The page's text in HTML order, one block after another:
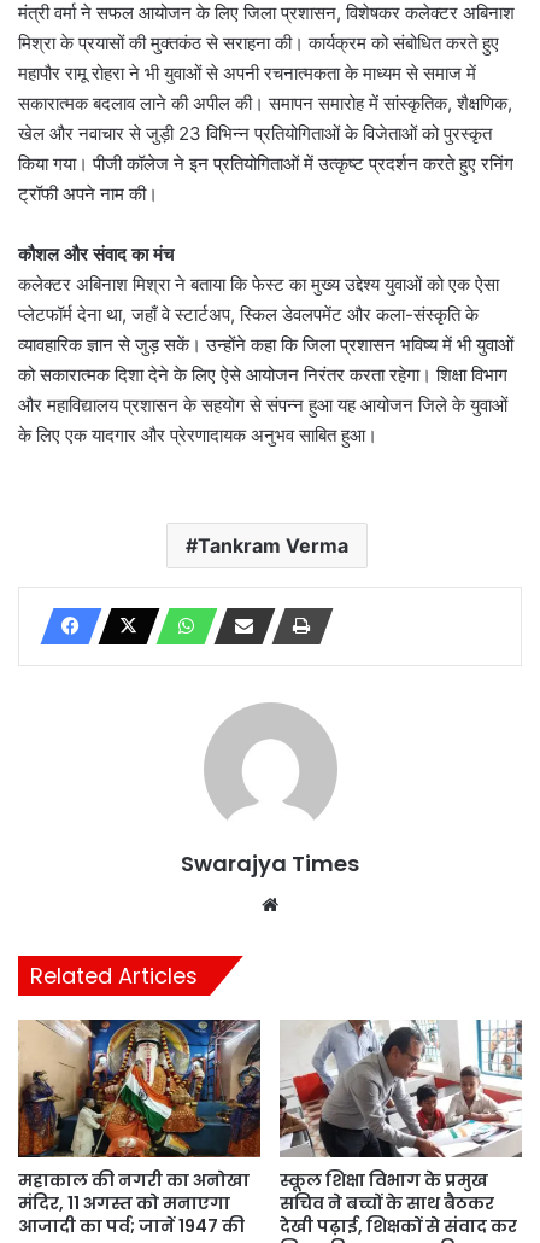
मंत्री वर्मा ने सफल आयोजन के लिए जिला प्रशासन, विशेषकर कलेक्टर अबिनाश
मिश्रा के प्रयासों की मुक्तकंठ से सराहना की। कार्यक्रम को संबोधित करते हुए
महापौर रामू रोहरा ने भी युवाओं से अपनी रचनात्मकता के माध्यम से समाज में
सकारात्मक बदलाव लाने की अपील की। ​समापन समारोह में सांस्कृतिक, शैक्षणिक,
खेल और नवाचार से जुड़ी 23 विभिन्न प्रतियोगिताओं के विजेताओं को पुरस्कृत
किया गया। पीजी कॉलेज ने इन प्रतियोगिताओं में उत्कृष्ट प्रदर्शन करते हुए रनिंग
ट्रॉफी अपने नाम की।
​कौशल और संवाद का मंच
कलेक्टर अबिनाश मिश्रा ने बताया कि फेस्ट का मुख्य उद्देश्य युवाओं को एक ऐसा
प्लेटफॉर्म देना था, जहाँ वे स्टार्टअप, स्किल डेवलपमेंट और कला-संस्कृति के
व्यावहारिक ज्ञान से जुड़ सकें। उन्होंने कहा कि जिला प्रशासन भविष्य में भी युवाओं
को सकारात्मक दिशा देने के लिए ऐसे आयोजन निरंतर करता रहेगा। ​शिक्षा विभाग
और महाविद्यालय प्रशासन के सहयोग से संपन्न हुआ यह आयोजन जिले के युवाओं
के लिए एक यादगार और प्रेरणादायक अनुभव साबित हुआ।
Tankram Verma
Swarajya Times
Related Articles
महाकाल की नगरी का अनोखा
मंदिर, 11 अगस्त को मनाएगा
आजादी का पर्व; जानें 1947 की
स्कूल शिक्षा विभाग के प्रमुख
सचिव ने बच्चों के साथ बैठकर
देखी पढ़ाई, शिक्षकों से संवाद कर